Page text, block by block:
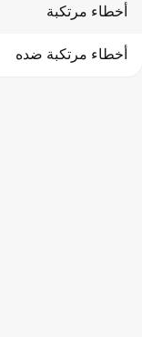
أخطاء مرتكبة
أخطاء مرتكبة ضده